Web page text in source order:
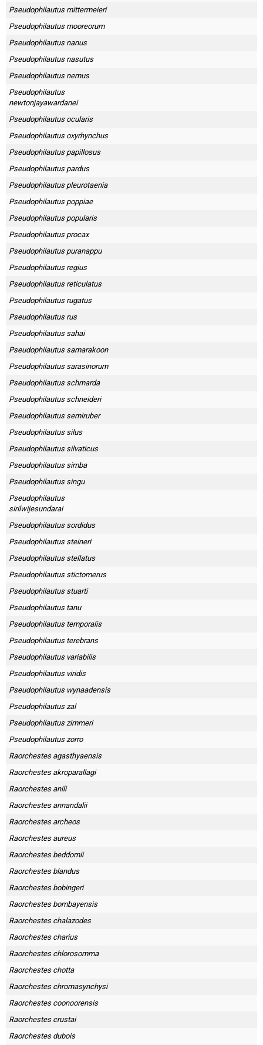
Pseudophilautus mittermeieri
Pseudophilautus mooreorum
Pseudophilautus nanus
Pseudophilautus nasutus
Pseudophilautus nemus
Pseudophilautus
newtonjayawardanei
Pseudophilautus ocularis
Pseudophilautus oxyrhynchus
Pseudophilautus papillosus
Pseudophilautus pardus
Pseudophilautus pleurotaenia
Pseudophilautus poppiae
Pseudophilautus popularis
Pseudophilautus procax
Pseudophilautus puranappu
Pseudophilautus regius
Pseudophilautus reticulatus
Pseudophilautus rugatus
Pseudophilautus rus
Pseudophilautus sahai
Pseudophilautus samarakoon
Pseudophilautus sarasinorum
Pseudophilautus schmarda
Pseudophilautus schneideri
Pseudophilautus semiruber
Pseudophilautus silus
Pseudophilautus silvaticus
Pseudophilautus simba
Pseudophilautus singu
Pseudophilautus
sirilwijesundarai
Pseudophilautus sordidus
Pseudophilautus steineri
Pseudophilautus stellatus
Pseudophilautus stictomerus
Pseudophilautus stuarti
Pseudophilautus tanu
Pseudophilautus temporalis
Pseudophilautus terebrans
Pseudophilautus variabilis
Pseudophilautus viridis
Pseudophilautus wynaadensis
Pseudophilautus zal
Pseudophilautus zimmeri
Pseudophilautus zorro
Raorchestes agasthyaensis
Raorchestes akroparallagi
Raorchestes anili
Raorchestes annandalii
Raorchestes archeos
Raorchestes aureus
Raorchestes beddomii
Raorchestes blandus
Raorchestes bobingeri
Raorchestes bombayensis
Raorchestes chalazodes
Raorchestes charius
Raorchestes chlorosomma
Raorchestes chotta
Raorchestes chromasynchysi
Raorchestes coonoorensis
Raorchestes crustai
Raorchestes dubois